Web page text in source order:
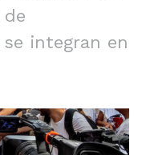
de
integran en